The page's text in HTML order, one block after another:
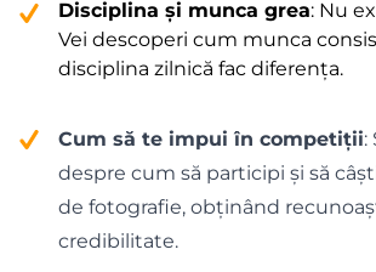
Disciplina și munca grea: Nu
Vei descoperi cum munca
disciplina zilnică fac diferența.
Cum să te impui în competiții:
despre cum să participi și să
de fotografie, obținând
credibilitate.